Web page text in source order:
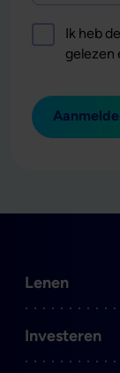
Ik heb de
gelezen
Open
Lenen
Open
Investeren